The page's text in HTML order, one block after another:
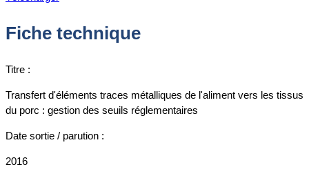
Fiche technique
Titre :
Transfert d'éléments traces métalliques de l'aliment vers les tissus
du porc : gestion des seuils réglementaires
Date sortie / parution :
2016